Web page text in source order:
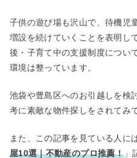
子供の遊び場も沢山で、待機児
増設を続けていくことを表明し
後・子育て中の支援制度につい
環境は整っています。
池袋や豊島区へのお引越しを検
考に素敵な物件探しをされてみ
また、この記事を見ている人に
屋10選｜不動産のプロ推薦！」